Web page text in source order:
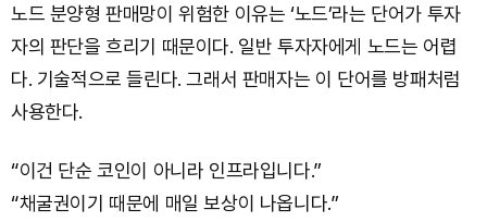
노드 분양형 판매망이 위험한 이유는 ‘노드’라는 단어가 투자
자의 판단을 흐리기 때문이다. 일반 투자자에게 노드는 어렵
다. 기술적으로 들린다. 그래서 판매자는 이 단어를 방패처럼
사용한다.
“이건 단순 코인이 아니라 인프라입니다.”
“채굴권이기 때문에 매일 보상이 나옵니다.”